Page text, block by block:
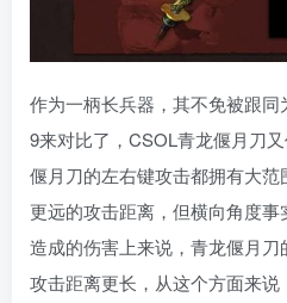
作为一柄长兵器，其不免被跟
9来对比了，CSOL青龙偃月刀
偃月刀的左右键攻击都拥有大
更远的攻击距离，但横向角度
造成的伤害上来说，青龙偃月
攻击距离更长，从这个方面来